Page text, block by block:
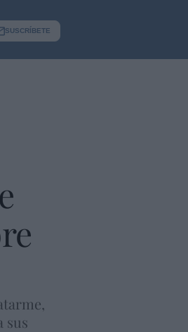
SUSCRÍBETE
sus